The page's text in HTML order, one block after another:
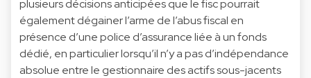
plusieurs décisions anticipées que le fisc pourrait
également dégainer l’arme de l’abus fiscal en
présence d’une police d’assurance liée à un fonds
dédié, en particulier lorsqu’il n’y a pas d’indépendance
absolue entre le gestionnaire des actifs sous-jacents